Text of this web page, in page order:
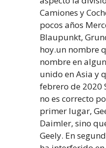
Camiones y
pocos años
Blaupunkt,
hoy.un nombre
nombre en
unido en Asia y
febrero de 2020
no es correcto
primer lugar,
Daimler, sino
Geely. En